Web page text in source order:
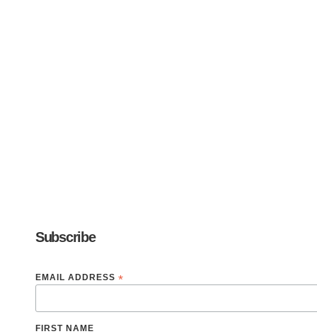
Subscribe
EMAIL ADDRESS *
FIRST NAME